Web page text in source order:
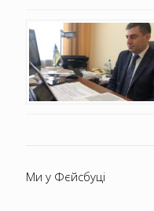
Ми у Фєйсбуці